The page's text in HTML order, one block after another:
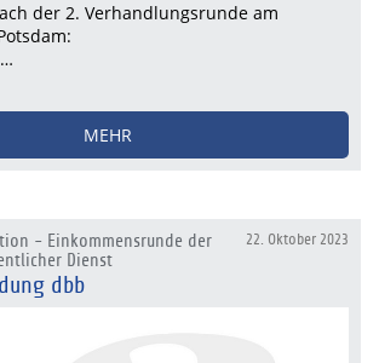
der 2. Verhandlungsrunde am
MEHR
22. Oktober 2023
- Einkommensrunde der
Dienst
dbb